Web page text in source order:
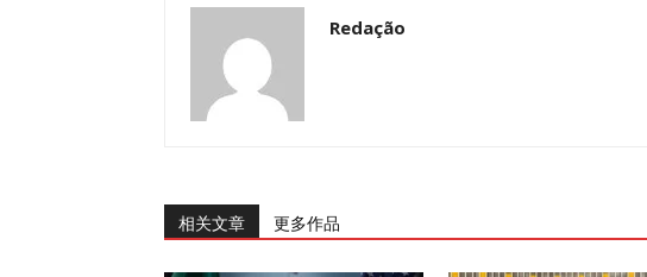
Redação
相关文章 更多作品